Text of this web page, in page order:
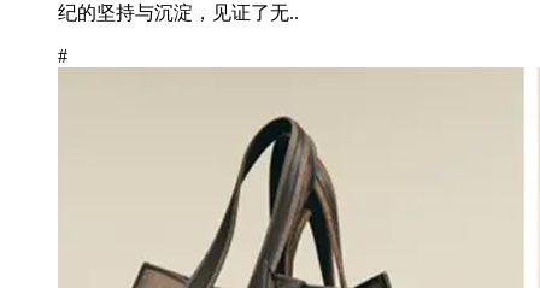
纪的坚持与沉淀，见证了无..
#